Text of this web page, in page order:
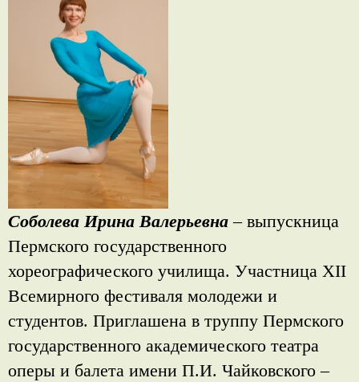
Соболева Ирина Валерьевна – выпускница
Пермского государственного
хореографического училища. Участница XII
Всемирного фестиваля молодежи и
студентов. Приглашена в труппу Пермского
государственного академического театра
оперы и балета имени П.И. Чайковского –